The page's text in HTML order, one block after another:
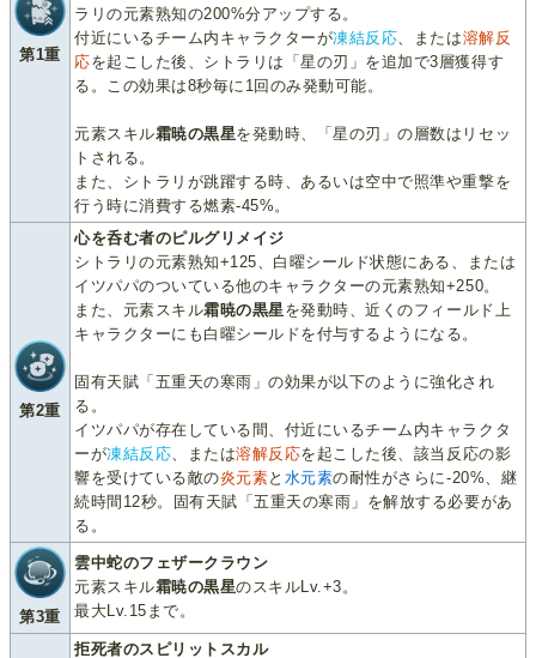
第1重
ラリの元素熟知の200%分アップする。
付近にいるチーム内キャラクターが凍結反応 、または溶解反
応を起こした後、シトラリは「星の刃」を追加で3層獲得す
る。この効果は8秒毎に1回のみ発動可能。
元素スキル霜暁の黒星を発動時、「星の刃」の層数はリセッ
トされる。
また、シトラリが跳躍する時、あるいは空中で照準や重撃を
行う時に消費する燃素-45%。
第2重
心を呑む者のピルグリメイジ
シトラリの元素熟知+125、白曜シールド状態にある、または
イツパパのついている他のキャラクターの元素熟知+250。
また、元素スキル霜暁の黒星 を発動時、近くのフィールド上
キャラクターにも白曜シールドを付与するようになる。
固有天賦「五重天の寒雨」の効果が以下のように強化され
る。
イツパパが存在している間、付近にいるチーム内キャラクタ
ーが凍結反応 、または溶解反応を起こした後、該当反応の影
響を受けている敵の炎元素と 水元素の耐性がさらに-20%、継
続時間12秒。固有天賦「五重天の寒雨」を解放する必要があ
る。
第3重
雲中蛇のフェザークラウン
元素スキル霜暁の黒星のスキルLv.+3。
最大Lv.15まで。
拒死者のスピリットスカル